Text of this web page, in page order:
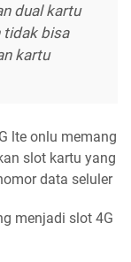
dual kartu
tidak bisa
kartu
lte onlu memang
slot kartu yang
data seluler
menjadi slot 4G